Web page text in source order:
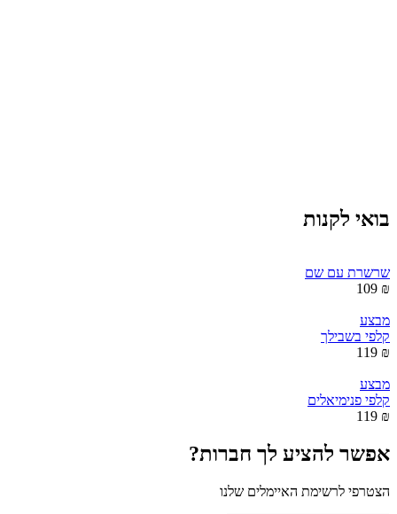
בואי לקנות
שרשרת עם שם
₪ 109
מבצע
קלפי בשבילך
₪ 119
מבצע
קלפי פנימיאלים
₪ 119
אפשר להציע לך חברות?
הצטרפי לרשימת האיימלים שלנו